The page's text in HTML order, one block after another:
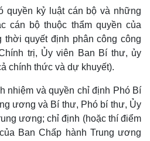
Ảnh
E-Magazine
Infographic
quyền kỷ luật cán bộ và những
cán bộ thuộc thẩm quyền của
quyết định phân công công
trị, Ủy viên Ban Bí thư, ủy
chính thức và dự khuyết).
nhiệm và quyền chỉ định Phó Bí
ương và Bí thư, Phó bí thư, Ủy
ương; chỉ định (hoặc thí điểm
Ban Chấp hành Trung ương